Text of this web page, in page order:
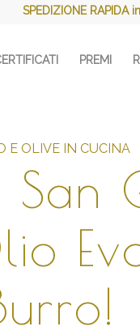
SPEDIZIONE RAPIDA
PREMI
E OLIVE IN CUCINA